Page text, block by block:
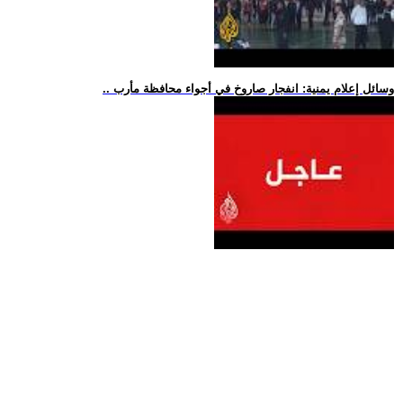
.. وسائل إعلام يمنية: انفجار صاروخ في أجواء محافظة مأرب